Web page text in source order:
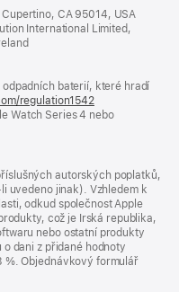
CA 95014, USA
International Limited,
baterií, které hradí
regulation1542(otevře
se
Watch Series 4 nebo
autorských poplatků,
uvedeno jinak). Vzhledem k
odkud společnost Apple
což je Irská republika,
nebo ostatní produkty
dani z přidané hodnoty
%. Objednávkový formulář